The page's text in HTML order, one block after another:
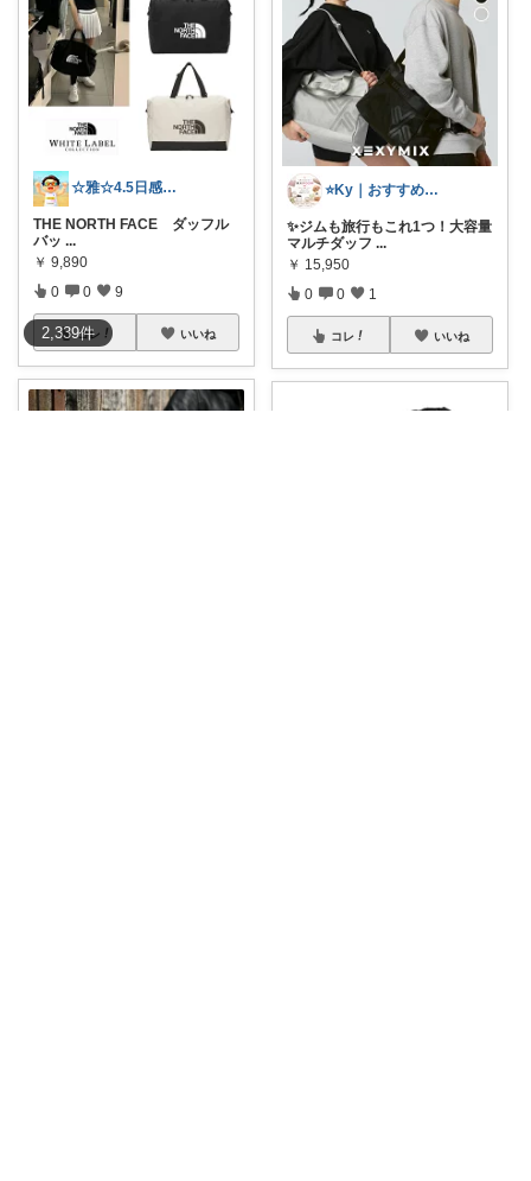
2,339件
☆雅☆4.5日感謝です(^^)/
THE NORTH FACE ダッフル
バッ ...
￥ 9,890
0 0 9
コレ いいね
⭐️Ky｜おすすめセレクト⭐️
✨ジムも旅行もこれ1つ！大容量
マルチダッフ ...
￥ 15,950
0 0 1
コレ いいね